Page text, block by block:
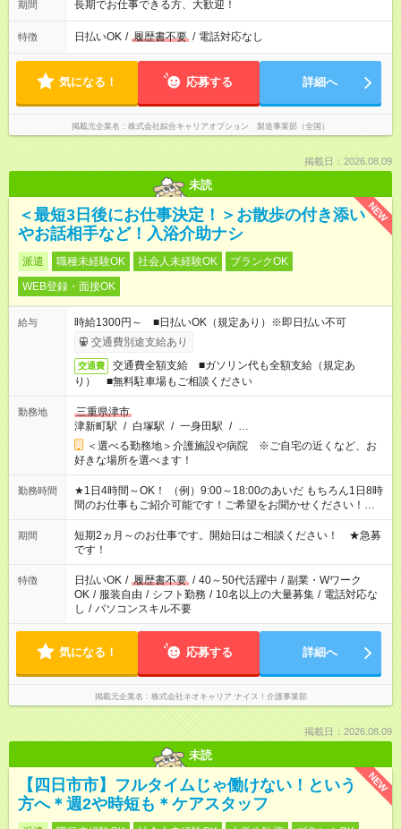
期間 長期でお仕事できる方、大歓迎！
特徴 日払いOK / 履歴書不要 / 電話対応なし
気になる！ 応募する 詳細へ
掲載元企業名 株式会社綜合キャリアオプション 製造事業部（全国）
掲載日：2026.08.09
未読
NEW
＜最短3日後にお仕事決定！＞お散歩の付き添い
やお話相手など！入浴介助ナシ
派遣 職種未経験OK 社会人未経験OK
ブランクOK
WEB登録・面接OK
給与
時給1300円～ ■日払いOK（規定あり）※即日払い不可
交通費別途支給あり
交通費
交通費全額支給 ■ガソリン代も全額支給（規定あ
り） ■無料駐車場もご相談ください
勤務地
三重県津市
津新町駅 / 白塚駅 / 一身田駅 / …
＜選べる勤務地＞介護施設や病院 ※ご自宅の近くなど、お
好きな場所を選べます！
勤務時間
★1日4時間～OK！ （例）9:00～18:00のあいだ もちろん1日8時
間のお仕事もご紹介可能です！ご希望をお聞かせください！★家
庭の都合でお休みが必要な場合も遠慮なくご相談ください。 ※
週最低15時間以上の勤務が必要です
期間
短期2ヵ月～のお仕事です。開始日はご相談ください！ ★急募
です！
特徴 日払いOK / 履歴書不要 / 40～50代活躍中 / 副業・Wワーク
OK / 服装自由 / シフト勤務 / 10名以上の大量募集 / 電話対応な
し / パソコンスキル不要
気になる！ 応募する 詳細へ
掲載元企業名 株式会社ネオキャリア ナイス！介護事業部
掲載日：2026.08.09
未読
NEW
【四日市市】フルタイムじゃ働けない！という
方へ＊週2や時短も＊ケアスタッフ